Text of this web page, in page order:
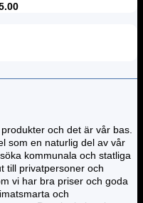
och det är vår bas.
som en naturlig del av vår
kommunala och statliga
till privatpersoner och
vi har bra priser och goda
och